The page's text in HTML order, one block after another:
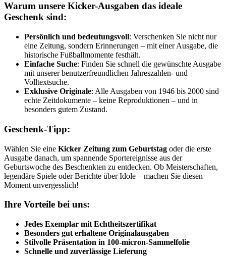
Warum unsere Kicker-Ausgaben das ideale
Geschenk sind:
Persönlich und bedeutungsvoll: Verschenken Sie nicht nur
eine Zeitung, sondern Erinnerungen – mit einer Ausgabe, die
historische Fußballmomente festhält.
Einfache Suche: Finden Sie schnell die gewünschte Ausgabe
mit unserer benutzerfreundlichen Jahreszahlen- und
Volltextsuche.
Exklusive Originale: Alle Ausgaben von 1946 bis 2000 sind
echte Zeitdokumente – keine Reproduktionen – und in
besonders gutem Zustand.
Geschenk-Tipp:
Wählen Sie eine Kicker Zeitung zum Geburtstag oder die erste
Ausgabe danach, um spannende Sportereignisse aus der
Geburtswoche des Beschenkten zu entdecken. Ob Meisterschaften,
legendäre Spiele oder Berichte über Idole – machen Sie diesen
Moment unvergesslich!
Ihre Vorteile bei uns:
Jedes Exemplar mit Echtheitszertifikat
Besonders gut erhaltene Originalausgaben
Stilvolle Präsentation in 100-micron-Sammelfolie
Schnelle und zuverlässige Lieferung